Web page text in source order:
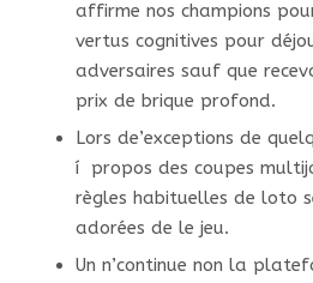
affirme nos champions
vertus cognitives pour
adversaires sauf que
prix de brique profond.
Lors de’exceptions de
í propos des coupes
règles habituelles de loto
adorées de le jeu.
Un n’continue non la